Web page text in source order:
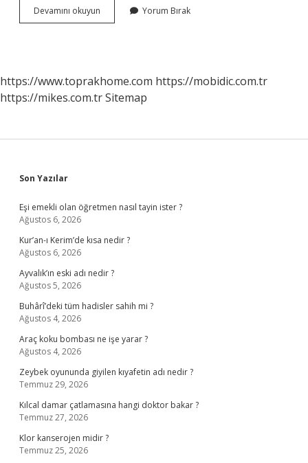
Devamını okuyun
Litre
Var
Yorum Bırak
https://www.toprakhome.com https://mobidic.com.tr
https://mikes.com.trSitemap
Sidebar
Son Yazılar
Eşi emekli olan öğretmen nasıl tayin ister ?
Ağustos 6, 2026
Kur’an-ı Kerim’de kısa nedir ?
Ağustos 6, 2026
Ayvalık’ın eski adı nedir ?
Ağustos 5, 2026
Buhârî’deki tüm hadisler sahih mi ?
Ağustos 4, 2026
Araç koku bombası ne işe yarar ?
Ağustos 4, 2026
Zeybek oyununda giyilen kıyafetin adı nedir ?
Temmuz 29, 2026
Kılcal damar çatlamasına hangi doktor bakar ?
Temmuz 27, 2026
Klor kanserojen midir ?
Temmuz 25, 2026